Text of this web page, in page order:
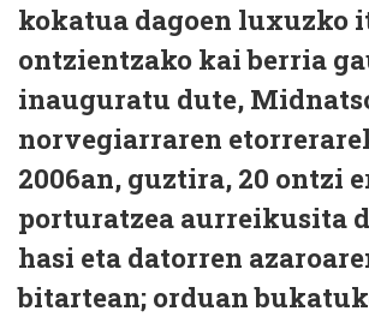
kokatua dagoen luxuzko
ontzientzako kai berria
inauguratu dute,
norvegiarraren
2006an, guztira, 20 ontzi
porturatzea aurreikusita
hasi eta datorren
bitartean; orduan